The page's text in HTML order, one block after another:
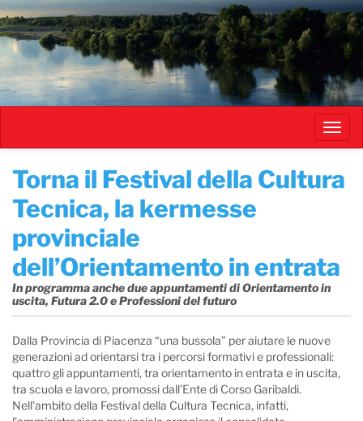
Salta
al
contenuto
principale
Torna il Festival della Cultura
Tecnica, la kermesse
provinciale
dell’Orientamento in entrata
In programma anche due appuntamenti di Orientamento in
uscita, Futura 2.0 e Professioni del futuro
Dalla Provincia di Piacenza “una bussola” per aiutare le nuove
generazioni ad orientarsi tra i percorsi formativi e professionali:
quattro gli appuntamenti, tra orientamento in entrata e in uscita,
tra scuola e lavoro, promossi dall’Ente di Corso Garibaldi.
Nell’ambito della Festival della Cultura Tecnica, infatti,